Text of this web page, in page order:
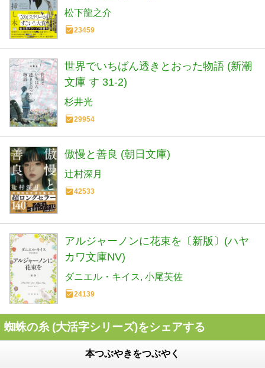
松下龍之介
23459
世界でいちばん透きとおった物語 (新潮
文庫 す 31-2)
杉井光
29954
傲慢と善良 (朝日文庫)
辻村深月
42533
アルジャーノンに花束を〔新版〕(ハヤ
カワ文庫NV)
ダニエル・キイス 小尾芙佐
24139
蜘蛛の糸 (大活字シリーズ)をシェアする
本つぶやきをつぶやく